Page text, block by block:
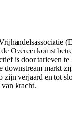
Overeenkomst
is door tarieven te
downstream markt
verjaard en tot
kracht.